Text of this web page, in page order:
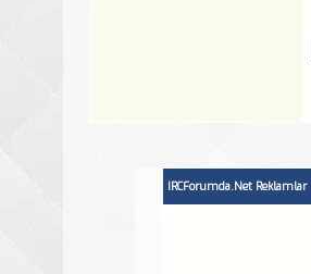
IRCForumda.Net Reklamlar